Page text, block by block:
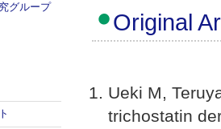
グループ
Original
Ueki M,
trichostatin